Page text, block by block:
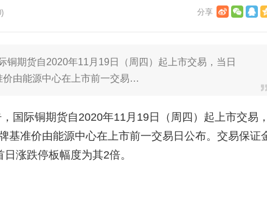
铜期货自2020年11月19日（周四）起上市交易，当日
价由能源中心在上市前一交易…
国际铜期货自2020年11月19日（周四）起上市交易
基准价由能源中心在上市前一交易日公布。交易保证
涨跌停板幅度为其2倍。